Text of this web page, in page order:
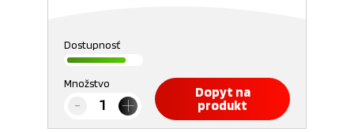
Dostupnosť
Množstvo
Dopyt na
produkt